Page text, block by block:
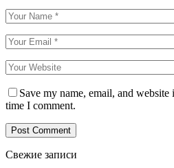
Save my name, email, and
time I comment.
Свежие записи